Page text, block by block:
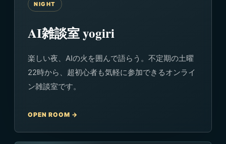
NIGHT
AI雑談室 yogiri
楽しい夜、AIの火を囲んで語らう。不定期の土曜
22時から、超初心者も気軽に参加できるオンライ
ン雑談室です。
OPEN ROOM →